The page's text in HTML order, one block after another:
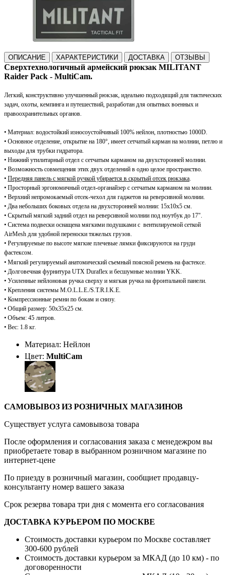
ОПИСАНИЕ ХАРАКТЕРИСТИКИ ДОСТАВКА ОТЗЫВЫ
Сверхтехнологичный армейский рюкзак MILITANT
Raider Pack - MultiCam.
Легкий, конструктивно улучшенный рюкзак, идеально подходящий для тактических
задач, охоты, кемпинга и путешествий, разработан для опытных военных и
правоохранительных органов.
• Материал: водостойкий износоустойчивый 100% нейлон, плотностью 1000D.
• Основное отделение, открытие на 180°, имеет сетчатый карман на молнии, петлю и
выходы для трубки гидратора.
• Нижний утилитарный отдел с сетчатым карманом на двухсторонней молнии.
• Возможность совмещения этих двух отделений в одно целое пространство.
• Передняя панель с мягкой ручкой убирается в скрытый отсек рюкзака.
• Просторный эргономичный отдел-органайзер с сетчатым карманом на молнии.
• Верхний непромокаемый отсек-чехол для гаджетов на реверсивной молнии.
• Два небольших боковых отдела на двухсторонней молнии: 15x10x5 см.
• Скрытый мягкий задний отдел на реверсивной молнии под ноутбук до 17".
• Система подвески оснащена мягкими подушками с вентилируемой сеткой
AirMesh для удобной переноски тяжелых грузов.
• Регулируемые по высоте мягкие плечевые лямки фиксируются на груди
фастексом.
• Мягкий регулируемый анатомический съемный поясной ремень на фастексе.
• Долговечная фурнитура UTX Duraflex и бесшумные молнии YKK.
• Усиленные нейлоновая ручка сверху и мягкая ручка на фронтальной панели.
• Крепления системы M.O.L.L.E./S.T.R.I.K.E.
• Компрессионные ремни по бокам и снизу.
• Общий размер: 50х35х25 см.
• Объем: 45 литров.
• Вес: 1.8 кг.
Материал: Нейлон
Цвет: MultiCam
САМОВЫВОЗ ИЗ РОЗНИЧНЫХ МАГАЗИНОВ
Существует услуга самовывоза товара
После оформления и согласования заказа с менедежром вы
приобретаете товар в выбранном розничном магазине по
интернет-цене
По приезду в розничный магазин, сообщиет продавцу-
консультанту номер вашего заказа
Срок резерва товара три дня с момента его согласования
ДОСТАВКА КУРЬЕРОМ ПО МОСКВЕ
Стоимость доставки курьером по Москве составляет
300-600 рублей
Стоимость доставки курьером за МКАД (до 10 км) - по
договоренности